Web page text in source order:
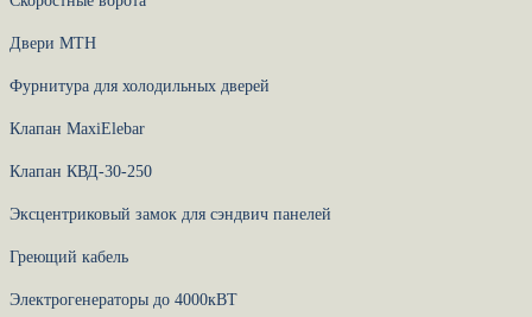
Двери МТН
Фурнитура для холодильных дверей
Клапан MaxiElebar
Клапан КВД-30-250
Эксцентриковый замок для сэндвич панелей
Греющий кабель
Электрогенераторы до 4000кВТ